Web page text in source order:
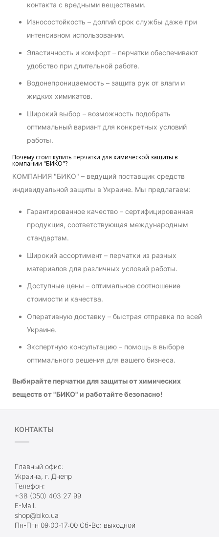
контакта с вредными веществами.
Износостойкость – долгий срок службы даже при
интенсивном использовании.
Эластичность и комфорт – перчатки обеспечивают
удобство при длительной работе.
Водонепроницаемость – защита рук от влаги и
жидких химикатов.
Широкий выбор – возможность подобрать
оптимальный вариант для конкретных условий
работы.
Почему стоит купить перчатки для химической защиты в
компании "БИКО"?
КОМПАНИЯ "БИКО" – ведущий поставщик средств
индивидуальной защиты в Украине. Мы предлагаем:
Гарантированное качество – сертифицированная
продукция, соответствующая международным
стандартам.
Широкий ассортимент – перчатки из разных
материалов для различных условий работы.
Доступные цены – оптимальное соотношение
стоимости и качества.
Оперативную доставку – быстрая отправка по всей
Украине.
Экспертную консультацию – помощь в выборе
оптимального решения для вашего бизнеса.
Выбирайте перчатки для защиты от химических
веществ от "БИКО" и работайте безопасно!
КОНТАКТЫ
Главный офис:
Украина, г. Днепр
Телефон:
+38 (050) 403 27 99
E-Mail:
shop@biko.ua
Пн-Птн 09:00-17:00 Сб-Вс: выходной